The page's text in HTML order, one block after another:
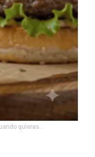
quieras...